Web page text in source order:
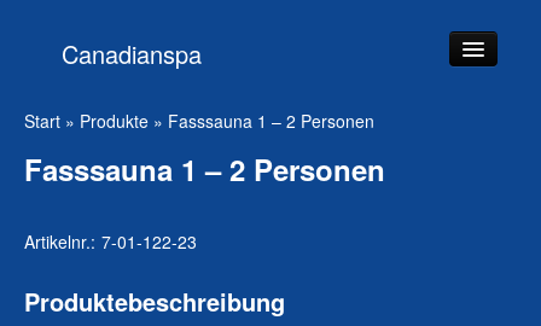
Canadianspa
Beratung
Service
Start » Produkte » Fasssauna 1 – 2 Personen
Fasssauna 1 – 2 Personen
Artikelnr.: 7-01-122-23
Produktebeschreibung